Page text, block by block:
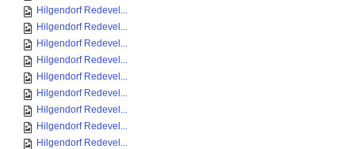
Hilgendorf Redevel...
Hilgendorf Redevel...
Hilgendorf Redevel...
Hilgendorf Redevel...
Hilgendorf Redevel...
Hilgendorf Redevel...
Hilgendorf Redevel...
Hilgendorf Redevel...
Hilgendorf Redevel...